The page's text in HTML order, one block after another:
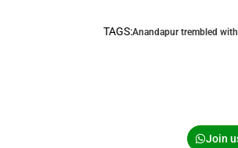
TAGS:Anandapur trembled
Join